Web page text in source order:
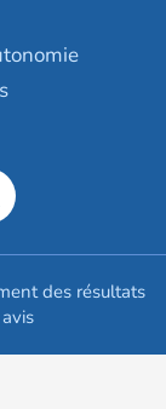
des résultats